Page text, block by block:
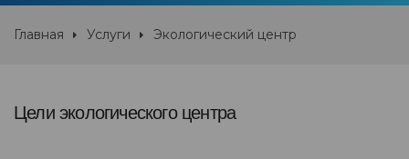
Главная Услуги Экологический центр
Цели экологического центра